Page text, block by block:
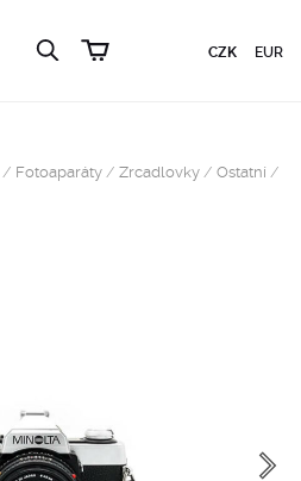
CZK EUR
/ Fotoaparáty / Zrcadlovky / Ostatní /